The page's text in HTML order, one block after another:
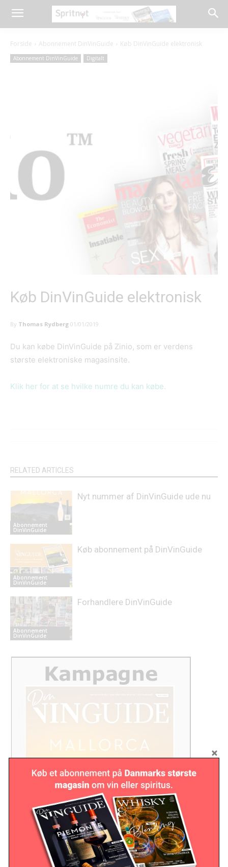
Forside Abonnement DinVinGuide Køb DinVinGuide elektronisk
Abonnement DinVinGuide Digitalt
Køb DinVinGuide elektronisk
By Thomas Rydberg 01/01/2019
Du kan købe DinVinGuide på Zinio, som er verdens
største elektroniske magasinsite.
Klik her for at se hvilke numre du kan købe.
RELATED ARTICLES
Abonnement
DinVinGuide
Nyt nummer af DinVinGuide ude nu
Abonnement
DinVinGuide
Køb abonnement på DinVinGuide
Abonnement
DinVinGuide
Forhandlere DinVinGuide